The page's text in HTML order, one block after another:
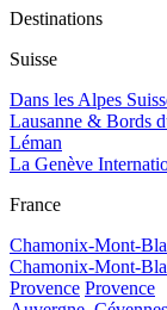
Destinations
Suisse
Dans les Alpes
Lausanne & Bords
Léman
La Genève
France
Chamonix-Mont-
Chamonix-Mont-
Provence Provence